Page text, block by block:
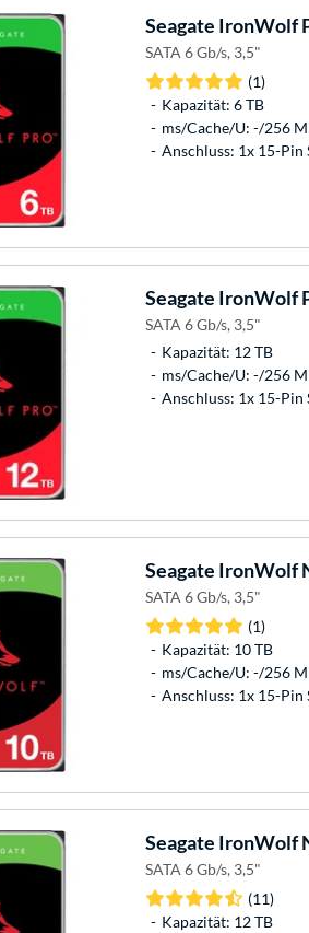
Seagate IronWolf
SATA 6 Gb/s, 3,5"
(1)
Kapazität: 6 TB
ms/Cache/U: -/256
Anschluss: 1x 15-Pin
Seagate IronWolf
SATA 6 Gb/s, 3,5"
Kapazität: 12 TB
ms/Cache/U: -/256
Anschluss: 1x 15-Pin
Seagate IronWolf
SATA 6 Gb/s, 3,5"
(1)
Kapazität: 10 TB
ms/Cache/U: -/256
Anschluss: 1x 15-Pin
Seagate IronWolf
SATA 6 Gb/s, 3,5"
(11)
Kapazität: 12 TB